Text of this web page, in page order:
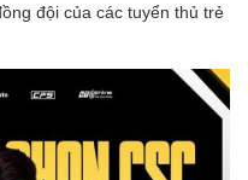
đội của các tuyển thủ trẻ